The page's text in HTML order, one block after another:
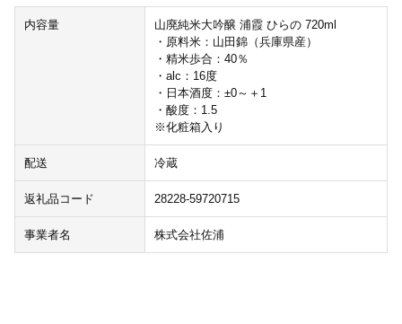
内容量
山廃純米大吟醸 浦霞 ひらの 720ml
・原料米：山田錦（兵庫県産）
・精米歩合：40％
・alc：16度
・日本酒度：±0～＋1
・酸度：1.5
※化粧箱入り
配送 冷蔵
返礼品コード 28228-59720715
事業者名 株式会社佐浦